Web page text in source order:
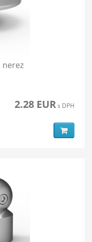
nerez
2.28 EURs DPH